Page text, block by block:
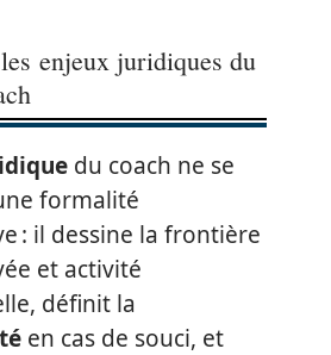
enjeux juridiques du
du coach ne se
formalité
: il dessine la frontière
et activité
définit la
en cas de souci, et